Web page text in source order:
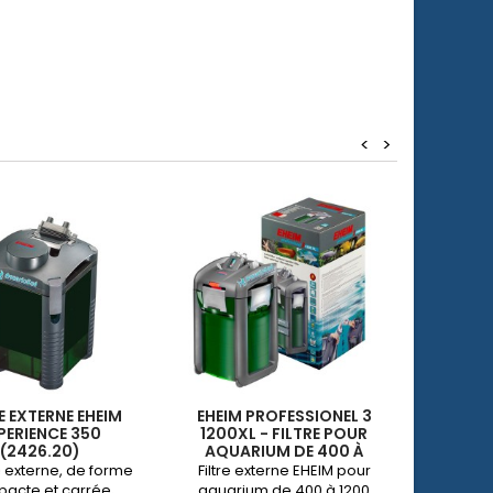
>
<
EXTERNE EHEIM
350
(2426.20)
externe, de forme
EHEIM PROFESSIONEL 3
1200XL - FILTRE POUR
AQUARIUM DE 400 À
1200L
Filtre externe EHEIM pour